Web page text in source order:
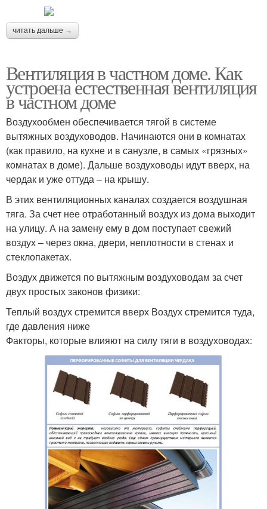
читать дальше →
Вентиляция в частном доме. Как
устроена естественная вентиляция
в частном доме
Воздухообмен обеспечивается тягой в системе
вытяжных воздуховодов. Начинаются они в комнатах
(как правило, на кухне и в санузле, в самых «грязных»
комнатах в доме). Дальше воздуховоды идут вверх, на
чердак и уже оттуда – на крышу.
В этих вентиляционных каналах создается воздушная
тяга. За счет нее отработанный воздух из дома выходит
на улицу. А на замену ему в дом поступает свежий
воздух – через окна, двери, неплотности в стенах и
стеклопакетах.
Воздух движется по вытяжным воздуховодам за счет
двух простых законов физики:
Теплый воздух стремится вверх Воздух стремится туда,
где давления ниже
Факторы, которые влияют на силу тяги в воздуховодах: